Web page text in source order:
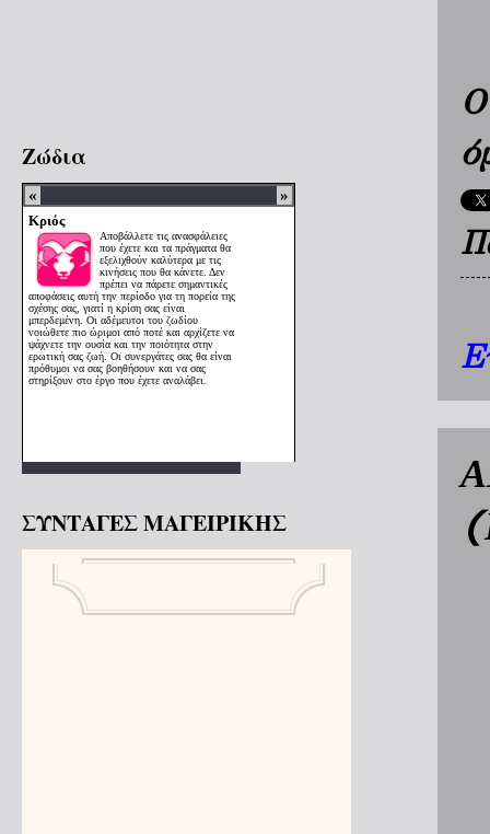
Ζώδια
ΣΥΝΤΑΓΕΣ ΜΑΓΕΙΡΙΚΗΣ